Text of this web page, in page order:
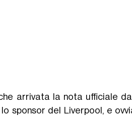
arrivata la nota ufficiale
sponsor del Liverpool, e